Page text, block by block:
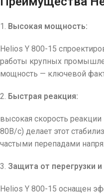
1. Высокая мощность:
Helios Y 800-15
работы крупных
мощность — ключевой
2. Быстрая реакция:
высокая скорость
80В/с) делает этот
частыми перепадами
3. Защита от перегрузки и
Helios Y 800-15 оснащен